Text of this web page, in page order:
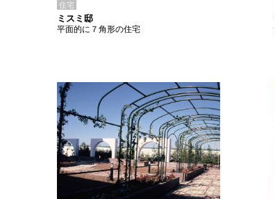
住宅
ミスミ邸
平面的に７角形の住宅